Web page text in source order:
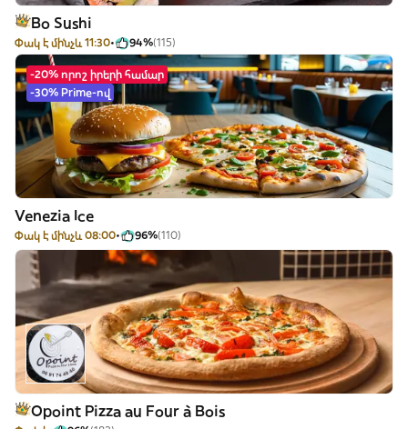
Bo Sushi
Փակ է մինչև 11:30 94%(115)
-20% որոշ իրերի համար
-30% Prime-ով
Venezia Ice
Փակ է մինչև 08:00 96%(110)
Opoint Pizza au Four à Bois